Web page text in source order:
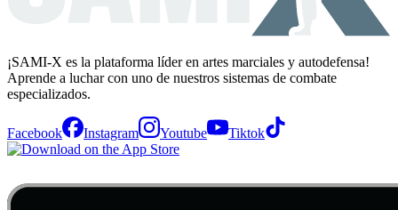
¡SAMI-X es la plataforma líder en artes marciales y autodefensa!
Aprende a luchar con uno de nuestros sistemas de combate
especializados.
Facebook Instagram Youtube Tiktok